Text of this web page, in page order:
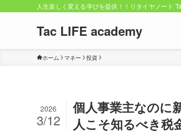
人生楽しく変える学びを提供！！リタイヤノート
Tac LIFE academy
ホーム マネー 投資
個人事業主なのに
人こそ知るべき税
2026
3/12